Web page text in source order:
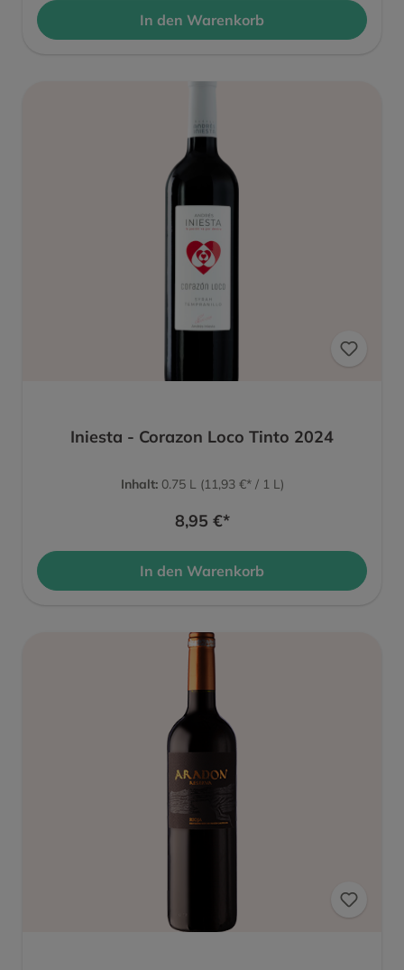
In den Warenkorb
Iniesta - Corazon Loco Tinto 2024
Inhalt: 0.75 L (11,93 €* / 1 L)
8,95 €*
In den Warenkorb